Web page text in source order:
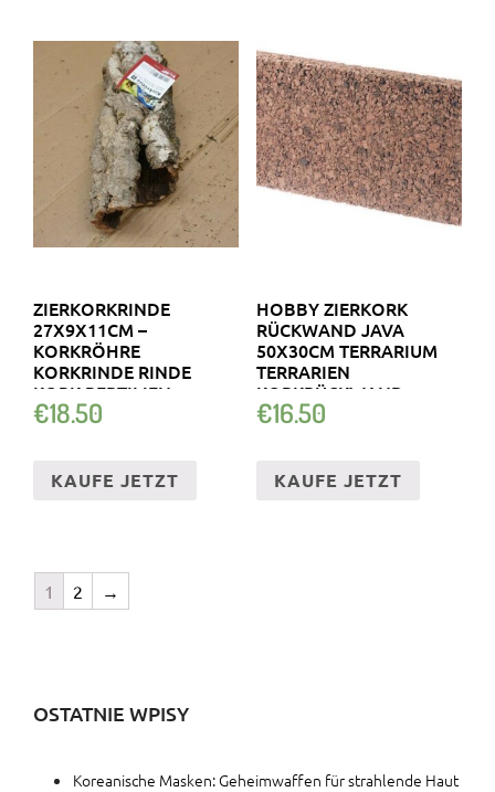
ZIERKORKRINDE
27X9X11CM –
KORKRÖHRE
KORKRINDE RINDE
KORK REPTILIEN,
TERRARIUM
€18.50
KAUFE JETZT
HOBBY ZIERKORK
RÜCKWAND JAVA
50X30CM TERRARIUM
TERRARIEN
KORKRÜCKWAND
REPTILIEN
€16.50
KAUFE JETZT
1 2 →
OSTATNIE WPISY
Koreanische Masken: Geheimwaffen für strahlende Haut